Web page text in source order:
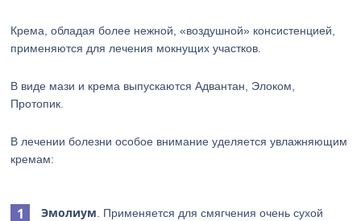
Крема, обладая более нежной, «воздушной» консистенцией,
применяются для лечения мокнущих участков.
В виде мази и крема выпускаются Адвантан, Элоком,
Протопик.
В лечении болезни особое внимание уделяется увлажняющим
кремам:
Эмолиум . Применяется для смягчения очень сухой